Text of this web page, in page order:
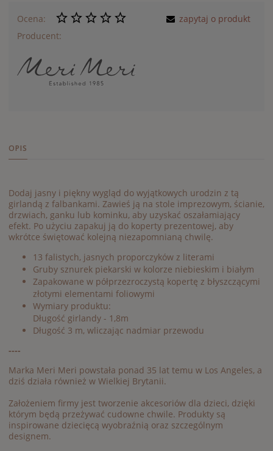
Ocena:
Producent:
zapytaj o produkt
OPIS
Dodaj jasny i piękny wygląd do wyjątkowych urodzin z tą
girlandą z falbankami. Zawieś ją na stole imprezowym, ścianie,
drzwiach, ganku lub kominku, aby uzyskać oszałamiający
efekt. Po użyciu zapakuj ją do koperty prezentowej, aby
wkrótce świętować kolejną niezapomnianą chwilę.
13 falistych, jasnych proporczyków z literami
Gruby sznurek piekarski w kolorze niebieskim i białym
Zapakowane w półprzezroczystą kopertę z błyszczącymi
złotymi elementami foliowymi
Wymiary produktu:
Długość girlandy - 1,8m
Długość 3 m, wliczając nadmiar przewodu
----
Marka Meri Meri powstała ponad 35 lat temu w Los Angeles, a
dziś działa również w Wielkiej Brytanii.
Założeniem firmy jest tworzenie akcesoriów dla dzieci, dzięki
którym będą przeżywać cudowne chwile. Produkty są
inspirowane dziecięcą wyobraźnią oraz szczególnym
designem.